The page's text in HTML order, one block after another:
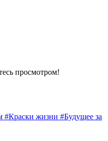
просмотром!
#Краски жизни #Будущее за